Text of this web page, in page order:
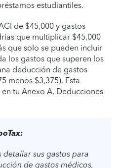
estudiantiles.
de $45,000 y gastos
que multiplicar $45,000
que solo se pueden incluir
los gastos que superen los
deducción de gastos
menos $3,375). Esta
tu Anexo A, Deducciones
sus gastos para
de gastos médicos,